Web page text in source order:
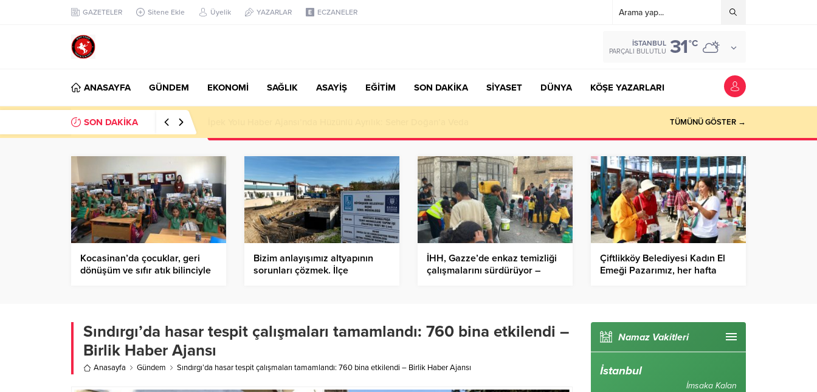
GAZETELER Sitene Ekle Üyelik YAZARLAR ECZANELER
İSTANBUL
PARÇALI BULUTLU 31°C
ANASAYFA GÜNDEM EKONOMİ SAĞLIK ASAYİŞ EĞİTİM SON DAKİKA SİYASET DÜNYA KÖŞE YAZARLARI
SON DAKİKA TÜMÜNÜ GÖSTER →
Kocasinan’da çocuklar, geri
dönüşüm ve sıfır atık bilinciyle
Bizim anlayışımız altyapının
sorunları çözmek. İlçe
İHH, Gazze’de enkaz temizliği
çalışmalarını sürdürüyor –
Çiftlikköy Belediyesi Kadın El
Emeği Pazarımız, her hafta
Sındırgı’da hasar tespit çalışmaları tamamlandı: 760 bina etkilendi –
Birlik Haber Ajansı
Anasayfa Gündem Sındırgı’da hasar tespit çalışmaları tamamlandı: 760 bina etkilendi – Birlik Haber Ajansı
Namaz Vakitleri
İstanbul
İmsaka Kalan